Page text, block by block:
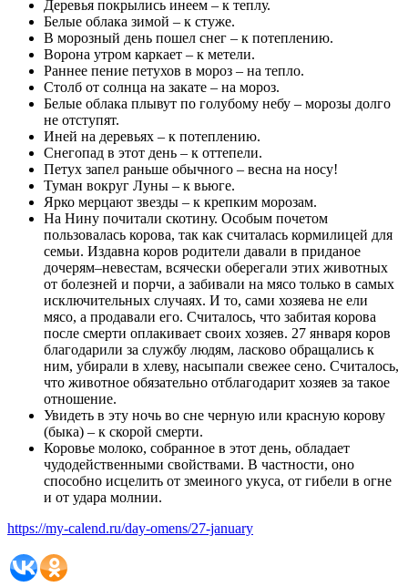
Деревья покрылись инеем – к теплу.
Белые облака зимой – к стуже.
В морозный день пошел снег – к потеплению.
Ворона утром каркает – к метели.
Раннее пение петухов в мороз – на тепло.
Столб от солнца на закате – на мороз.
Белые облака плывут по голубому небу – морозы долго
не отступят.
Иней на деревьях – к потеплению.
Снегопад в этот день – к оттепели.
Петух запел раньше обычного – весна на носу!
Туман вокруг Луны – к вьюге.
Ярко мерцают звезды – к крепким морозам.
На Нину почитали скотину. Особым почетом
пользовалась корова, так как считалась кормилицей для
семьи. Издавна коров родители давали в приданое
дочерям–невестам, всячески оберегали этих животных
от болезней и порчи, а забивали на мясо только в самых
исключительных случаях. И то, сами хозяева не ели
мясо, а продавали его. Считалось, что забитая корова
после смерти оплакивает своих хозяев. 27 января коров
благодарили за службу людям, ласково обращались к
ним, убирали в хлеву, насыпали свежее сено. Считалось,
что животное обязательно отблагодарит хозяев за такое
отношение.
Увидеть в эту ночь во сне черную или красную корову
(быка) – к скорой смерти.
Коровье молоко, собранное в этот день, обладает
чудодейственными свойствами. В частности, оно
способно исцелить от змеиного укуса, от гибели в огне
и от удара молнии.
https://my-calend.ru/day-omens/27-january